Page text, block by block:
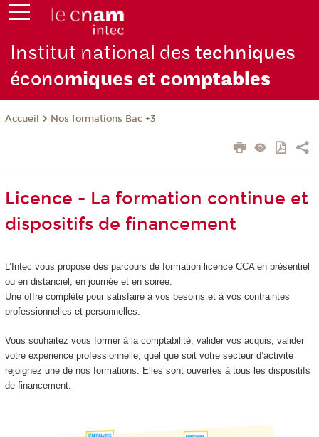
Institut national destechniques
économiques et comptables
Accueil Nos formations Bac +3
Licence - La formation continue et
dispositifs de financement
L’Intec vous propose des parcours de formation licence CCA en présentiel
ou en distanciel, en journée et en soirée.
Une offre complète pour satisfaire à vos besoins et à vos contraintes
professionnelles et personnelles.
Vous souhaitez vous former à la comptabilité, valider vos acquis, valider
votre expérience professionnelle, quel que soit votre secteur d’activité
rejoignez une de nos formations. Elles sont ouvertes à tous les dispositifs
de financement.